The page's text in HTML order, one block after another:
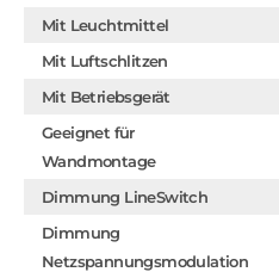
Mit Leuchtmittel
Mit Luftschlitzen
Mit Betriebsgerät
Geeignet für
Wandmontage
Dimmung LineSwitch
Dimmung
Netzspannungsmodulation